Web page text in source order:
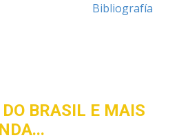
Bibliografía
BRASIL E MAIS